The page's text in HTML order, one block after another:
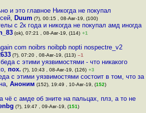
и это главное Никогда не покупал
, Duum (?), 00:15 , 08-Авг-19, (100)
с 2к года и никогда не покупал амд иногда
(ok), 07:21 , 08-Авг-19, (114) +1
com noibrs noibpb nopti nospectre_v2
(?), 07:20 , 08-Авг-19, (113) –1
с этими уязвимостями - что никакого
, пох. (?), 10:43 , 08-Авг-19, (126) +3
с этими уязвимостями состоит в том, что за
, Аноним (152), 19:49 , 10-Авг-19, (152)
чё с амде об зните на пальцах, плз, а то не
(?), 19:47 , 09-Авг-19, (151)